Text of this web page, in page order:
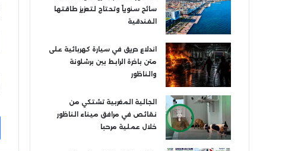
سائح سنوياً وتحتاج لتعزيز طاقتها
الفندقية
اندلاع حريق في سيارة كهربائية على
متن باخرة الرابط بين برشلونة
والناظور
الجالية المغربية تشتكي من
نقائص في مرافق ميناء الناظور
خلال عملية مرحبا